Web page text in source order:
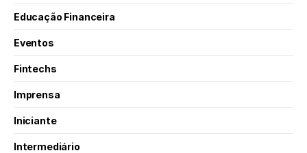
Educação Financeira
Eventos
Fintechs
Imprensa
Iniciante
Intermediário